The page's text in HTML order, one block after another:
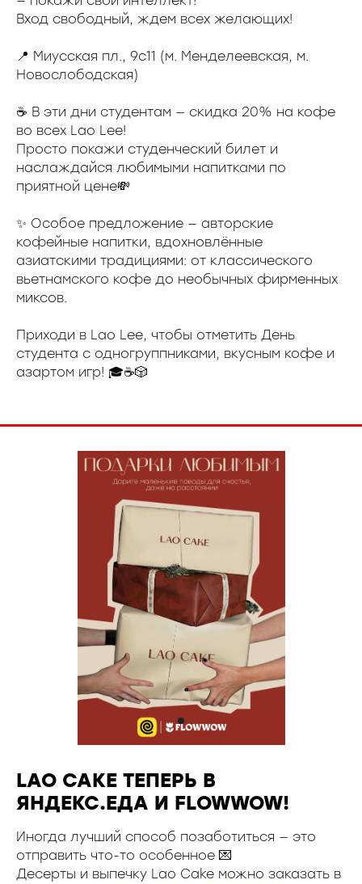
Вход свободный, ждем всех желающих!
📍 Миусская пл., 9с11 (м. Менделеевская, м.
Новослободская)
☕️ В эти дни студентам — скидка 20% на кофе
во всех Lao Lee!
Просто покажи студенческий билет и
наслаждайся любимыми напитками по
приятной цене💸
✨ Особое предложение — авторские
кофейные напитки, вдохновлённые
азиатскими традициями: от классического
вьетнамского кофе до необычных фирменных
миксов.
Приходи в Lao Lee, чтобы отметить День
студента с одногруппниками, вкусным кофе и
азартом игр! 🎓☕️🎲
LAO CAKE ТЕПЕРЬ В
ЯНДЕКС.ЕДА И FLOWWOW!
Иногда лучший способ позаботиться — это
отправить что-то особенное 💌
Десерты и выпечку Lao Cake можно заказать в